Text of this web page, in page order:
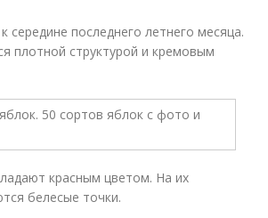
середине последнего летнего месяца.
плотной структурой и кремовым
красным цветом. На их
белесые точки.